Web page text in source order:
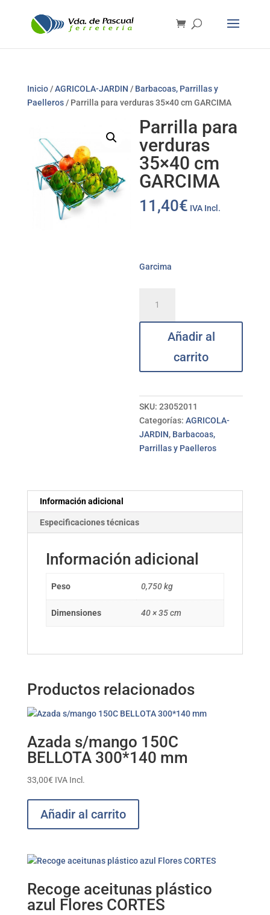
Inicio/AGRICOLA-JARDIN / Barbacoas, Parrillas y
Paelleros/ Parrilla para verduras 35×40 cm GARCIMA
Parrilla para
verduras
35×40 cm
GARCIMA
11,40€ IVA Incl.
Garcima
verduras
GARCIMA
Añadir al
carrito
SKU:23052011
Categorías:AGRICOLA-
JARDIN, Barbacoas,
Parrillas y Paelleros
Información adicional
Especificaciones técnicas
Información adicional
Peso 0,750 kg
Dimensiones 40 × 35 cm
Productos relacionados
Azada s/mango 150C
BELLOTA 300*140 mm
33,00€ IVA Incl.
Añadir al carrito
Recoge aceitunas plástico
azul Flores CORTES